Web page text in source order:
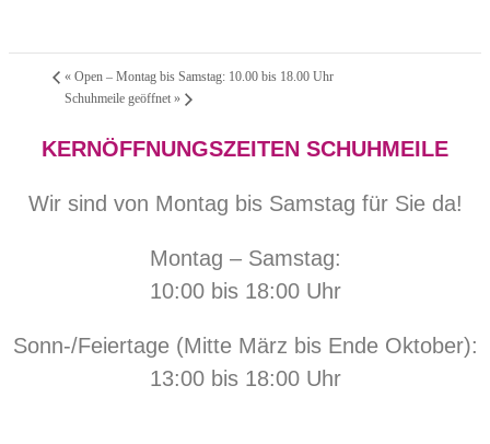
« Open – Montag bis Samstag: 10.00 bis 18.00 Uhr
Schuhmeile geöffnet »
KERNÖFFNUNGSZEITEN SCHUHMEILE
Wir sind von Montag bis Samstag für Sie da!
Montag – Samstag:
10:00 bis 18:00 Uhr
Sonn-/Feiertage (Mitte März bis Ende Oktober):
13:00 bis 18:00 Uhr